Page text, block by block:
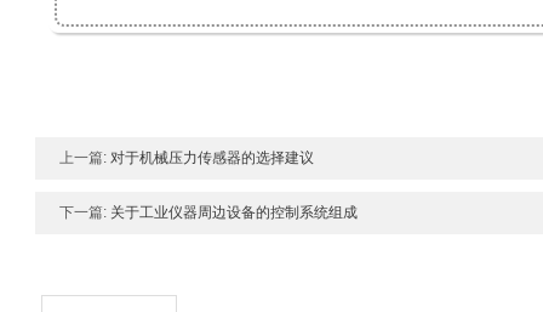
上一篇:对于机械压力传感器的选择建议
下一篇: 关于工业仪器周边设备的控制系统组成